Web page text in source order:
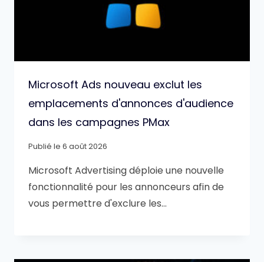
Microsoft Ads nouveau exclut les
emplacements d'annonces d'audience
dans les campagnes PMax
Publié le 6 août 2026
Microsoft Advertising déploie une nouvelle
fonctionnalité pour les annonceurs afin de
vous permettre d'exclure les…